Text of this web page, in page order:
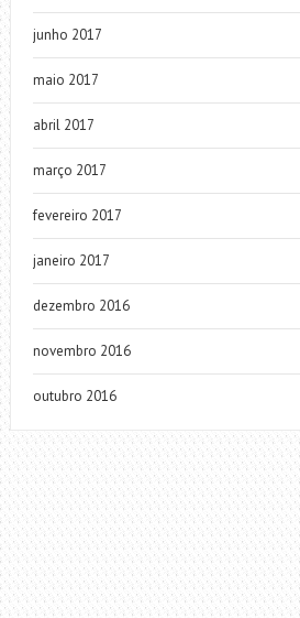
junho 2017
maio 2017
abril 2017
março 2017
fevereiro 2017
janeiro 2017
dezembro 2016
novembro 2016
outubro 2016